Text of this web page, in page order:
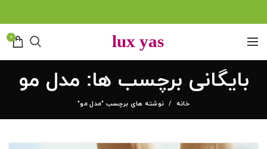
0
بایگانی برچسب ها: مدل مو
خانه نوشته های برچسب "مدل مو"